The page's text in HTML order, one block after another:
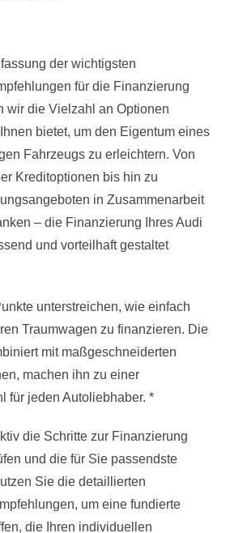
der wichtigsten
für die Finanzierung
wir die Vielzahl an Optionen
bietet, um den Eigentum eines
Fahrzeugs zu erleichtern. Von
Kreditoptionen bis hin zu
in Zusammenarbeit
– die Finanzierung Ihres Audi
und vorteilhaft gestaltet
unterstreichen, wie einfach
Traumwagen zu finanzieren. Die
mit maßgeschneiderten
machen ihn zu einer
für jeden Autoliebhaber. *
die Schritte zur Finanzierung
und die für Sie passendste
Sie die detaillierten
um eine fundierte
die Ihren individuellen